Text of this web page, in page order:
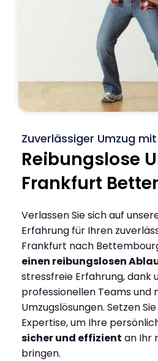
Zuverlässiger Umzug
Reibungslose
Frankfurt
Verlassen Sie sich auf
Erfahrung für Ihren
Frankfurt nach
einen reibungslosen
stressfreie Erfahrung, dank
professionellen Teams
Umzugslösungen. Setzen
Expertise, um Ihre
sicher und effizient an Ihr
bringen.